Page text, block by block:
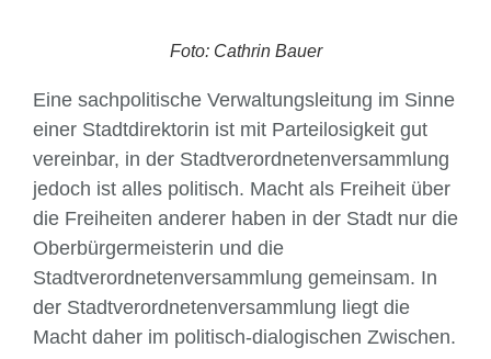
Foto: Cathrin Bauer
Eine sachpolitische Verwaltungsleitung im Sinne
einer Stadtdirektorin ist mit Partei­losigkeit gut
vereinbar, in der Stadtverordnetenversammlung
jedoch ist alles politisch. Macht als Freiheit über
die Freiheiten anderer haben in der Stadt nur die
Ober­bürgermeisterin und die
Stadtverordnetenversammlung gemeinsam. In
der Stadtver­ordnetenversammlung liegt die
Macht daher im politisch-dialogischen Zwischen.